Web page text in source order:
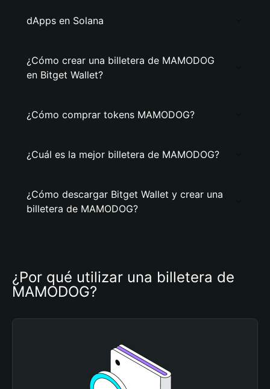
dApps en Solana
¿Cómo crear una billetera de MAMODOG
en Bitget Wallet?
¿Cómo comprar tokens MAMODOG?
¿Cuál es la mejor billetera de MAMODOG?
¿Cómo descargar Bitget Wallet y crear una
billetera de MAMODOG?
¿Por qué utilizar una billetera de
MAMODOG?